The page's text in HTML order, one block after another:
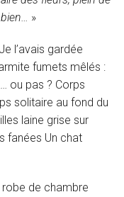
»
l’avais gardée
fumets mêlés :
ou pas ? Corps
solitaire au fond du
laine grise sur
fanées Un chat
robe de chambre